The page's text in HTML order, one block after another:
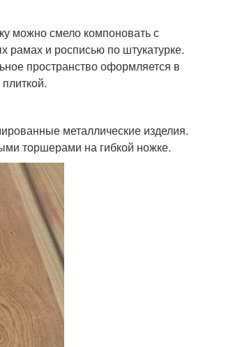
можно смело компоновать с
и росписью по штукатурке.
пространство оформляется в
металлические изделия.
торшерами на гибкой ножке.